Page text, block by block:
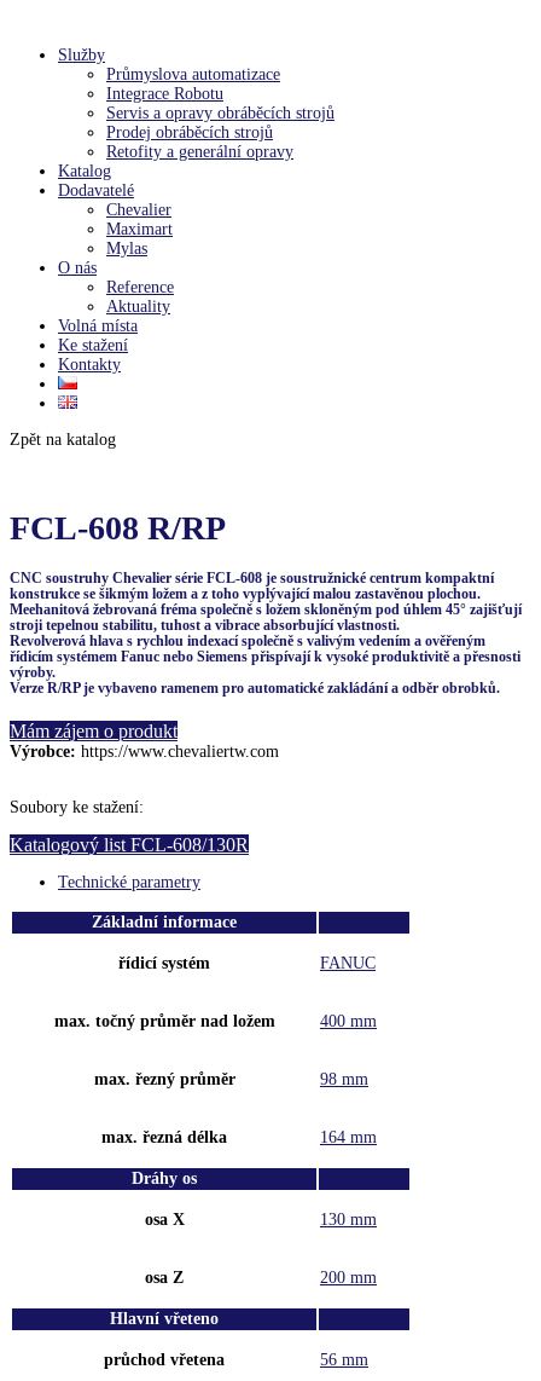
Služby
Průmyslova automatizace
Integrace Robotu
Servis a opravy obráběcích strojů
Prodej obráběcích strojů
Retofity a generální opravy
Katalog
Dodavatelé
Chevalier
Maximart
Mylas
O nás
Reference
Aktuality
Volná místa
Ke stažení
Kontakty
Zpět na katalog
FCL-608 R/RP
CNC soustruhy Chevalier série FCL-608 je soustružnické centrum kompaktní
konstrukce se šikmým ložem a z toho vyplývající malou zastavěnou plochou.
Meehanitová žebrovaná fréma společně s ložem skloněným pod úhlem 45° zajišťují
stroji tepelnou stabilitu, tuhost a vibrace absorbující vlastnosti.
Revolverová hlava s rychlou indexací společně s valivým vedením a ověřeným
řídicím systémem Fanuc nebo Siemens přispívají k vysoké produktivitě a přesnosti
výroby.
Verze R/RP je vybaveno ramenem pro automatické zakládání a odběr obrobků.
Mám zájem o produkt
Výrobce: https://www.chevaliertw.com
Soubory ke stažení:
Katalogový list FCL-608/130R
Technické parametry
Základní informace
řídicí systém FANUC
max. točný průměr nad ložem 400 mm
max. řezný průměr 98 mm
max. řezná délka 164 mm
Dráhy os
osa X 130 mm
osa Z 200 mm
Hlavní vřeteno
průchod vřetena 56 mm